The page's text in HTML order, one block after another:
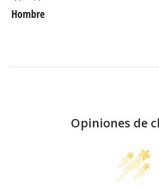
Hombre
Opiniones de